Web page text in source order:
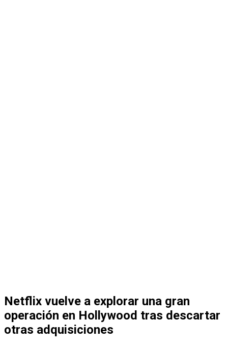
Netflix vuelve a explorar una gran
operación en Hollywood tras descartar
otras adquisiciones